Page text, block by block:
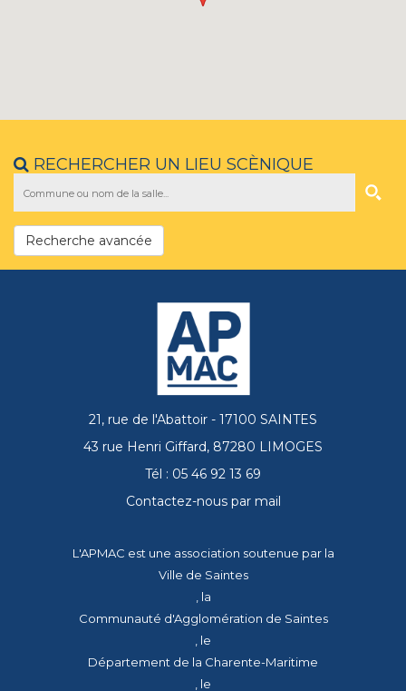
RECHERCHER UN LIEU SCÈNIQUE
Recherche avancée
21, rue de l'Abattoir - 17100 SAINTES
43 rue Henri Giffard, 87280 LIMOGES
Tél : 05 46 92 13 69
Contactez-nous par mail
L'APMAC est une association soutenue par la
Ville de Saintes
, la
Communauté d'Agglomération de Saintes
, le
Département de la Charente-Maritime
, le